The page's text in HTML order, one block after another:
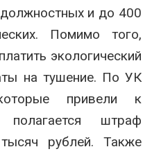
и до 400
Помимо того,
экологический
на тушение. По УК
привели к
штраф
рублей. Также